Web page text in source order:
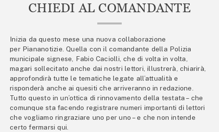
CHIEDI AL COMANDANTE
Inizia da questo mese una nuova collaborazione
per Piananotizie. Quella con il comandante della Polizia
municipale signese, Fabio Caciolli, che di volta in volta,
magari sollecitato anche dai nostri lettori, illustrerà, chiarirà,
approfondirà tutte le tematiche legate all’attualità e
risponderà anche ai quesiti che arriveranno in redazione.
Tutto questo in un’ottica di rinnovamento della testata – che
comunque sta facendo registrare numeri importanti di lettori
che vogliamo ringraziare uno per uno – e che non intende
certo fermarsi qui.